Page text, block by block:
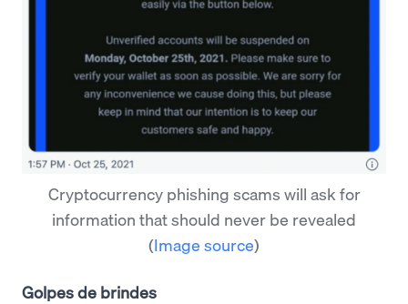
Cryptocurrency phishing scams will ask for
information that should never be revealed
(Image source)
Golpes de brindes